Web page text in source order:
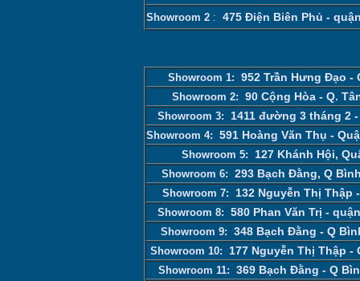
Showroom 2 : 475 Điện Biên Phủ -
Showroom 1: 952 Trần Hưng Đạo -
Showroom 2: 90 Cộng Hòa - Q.
Showroom 3: 1411 đường 3 tháng 2 -
Showroom 4: 591 Hoàng Văn Thụ -
Showroom 5: 127 Khánh Hội,
Showroom 6: 293 Bạch Đằng, Q
Showroom 7: 132 Nguyễn Thị Thập
Showroom 8: 580 Phan Văn Trị -
Showroom 9: 348 Bạch Đằng - Q
Showroom 10: 177 Nguyễn Thị Thập -
Showroom 11: 369 Bạch Đằng - Q